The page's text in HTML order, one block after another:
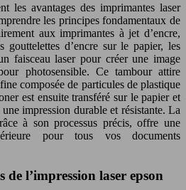
les avantages des imprimantes laser
les principes fondamentaux de
aux imprimantes à jet d’encre,
gouttelettes d’encre sur le papier, les
faisceau laser pour créer une image
photosensible. Ce tambour attire
composée de particules de plastique
est ensuite transféré sur le papier et
impression durable et résistante. La
à son processus précis, offre une
pour tous vos documents
l’impression laser epson